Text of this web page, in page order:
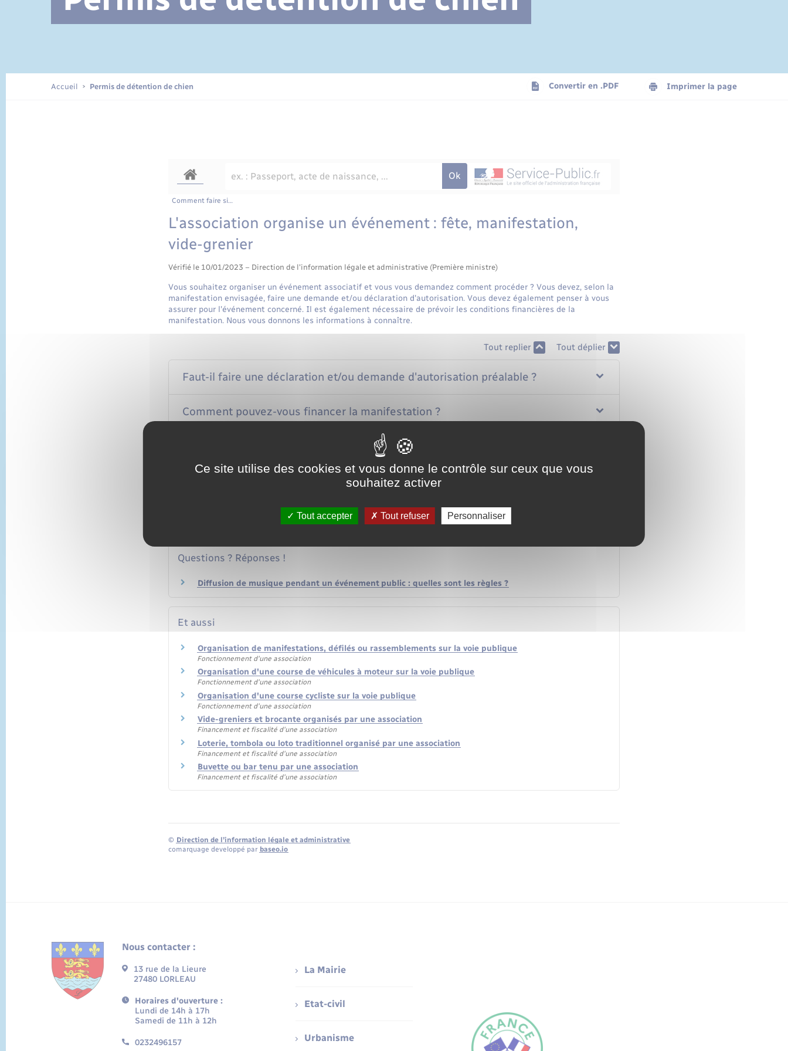
Documents d’identité Cimetière communal
Accueil Permis de détention de chien Convertir en .PDF Imprimer la page
Comment faire si…
L'association organise un événement : fête, manifestation,
vide-grenier
Vérifié le 10/01/2023 – Direction de l'information légale et administrative (Première ministre)
Vous souhaitez organiser un événement associatif et vous vous demandez comment procéder ? Vous devez, selon la
manifestation envisagée, faire une demande et/ou déclaration d'autorisation. Vous devez également penser à vous
assurer pour l'événement concerné. Il est également nécessaire de prévoir les conditions financières de la
manifestation. Nous vous donnons les informations à connaître.
Tout replier Tout déplier
Faut-il faire une déclaration et/ou demande d'autorisation préalable ?
Comment pouvez-vous financer la manifestation ?
Faut-il souscrire des assurances responsabilité civile et pénale ?
Services en ligne et formulaires
Questions ? Réponses !
Diffusion de musique pendant un événement public : quelles sont les règles ?
Et aussi
Organisation de manifestations, défilés ou rassemblements sur la voie publique
Fonctionnement d'une association
Organisation d'une course de véhicules à moteur sur la voie publique
Fonctionnement d'une association
Organisation d'une course cycliste sur la voie publique
Fonctionnement d'une association
Vide-greniers et brocante organisés par une association
Financement et fiscalité d'une association
Loterie, tombola ou loto traditionnel organisé par une association
Financement et fiscalité d'une association
Buvette ou bar tenu par une association
Financement et fiscalité d'une association
© Direction de l’information légale et administrative
comarquage developpé par baseo.io
Nous contacter :
13 rue de la Lieure
27480 LORLEAU
Horaires d'ouverture :
Lundi de 14h à 17h
Samedi de 11h à 12h
0232496157
La Mairie
Etat-civil
Urbanisme
Ce site utilise des cookies et vous donne le contrôle sur ceux que vous
souhaitez activer
Tout accepter Tout refuser Personnaliser